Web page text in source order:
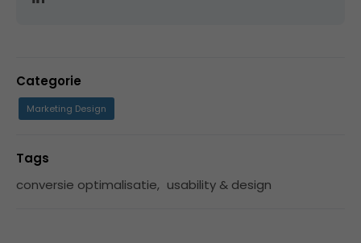
Categorie
Marketing Design
Tags
conversie optimalisatie, usability & design